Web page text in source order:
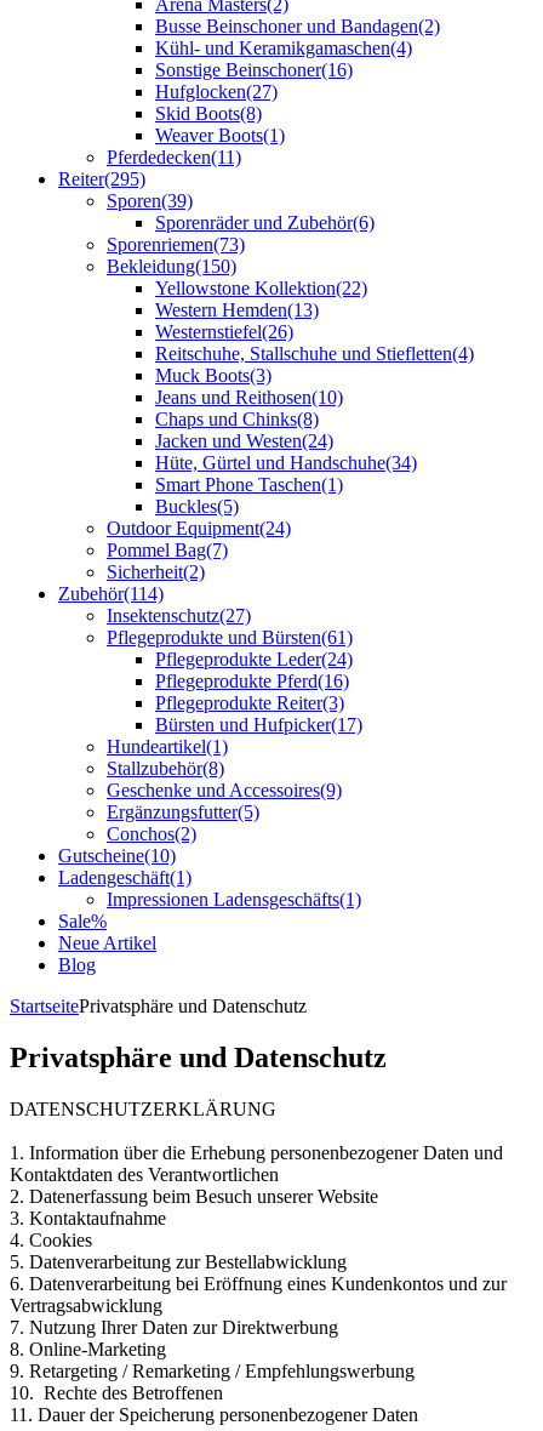
Arena Masters(2)
Busse Beinschoner und Bandagen(2)
Kühl- und Keramikgamaschen(4)
Sonstige Beinschoner(16)
Hufglocken(27)
Skid Boots(8)
Weaver Boots(1)
Pferdedecken(11)
Reiter(295)
Sporen(39)
Sporenräder und Zubehör(6)
Sporenriemen(73)
Bekleidung(150)
Yellowstone Kollektion(22)
Western Hemden(13)
Westernstiefel(26)
Reitschuhe, Stallschuhe und Stiefletten(4)
Muck Boots(3)
Jeans und Reithosen(10)
Chaps und Chinks(8)
Jacken und Westen(24)
Hüte, Gürtel und Handschuhe(34)
Smart Phone Taschen(1)
Buckles(5)
Outdoor Equipment(24)
Pommel Bag(7)
Sicherheit(2)
Zubehör(114)
Insektenschutz(27)
Pflegeprodukte und Bürsten(61)
Pflegeprodukte Leder(24)
Pflegeprodukte Pferd(16)
Pflegeprodukte Reiter(3)
Bürsten und Hufpicker(17)
Hundeartikel(1)
Stallzubehör(8)
Geschenke und Accessoires(9)
Ergänzungsfutter(5)
Conchos(2)
Gutscheine(10)
Ladengeschäft(1)
Impressionen Ladensgeschäfts(1)
Sale%
Neue Artikel
Blog
StartseitePrivatsphäre und Datenschutz
Privatsphäre und Datenschutz
DATENSCHUTZERKLÄRUNG
1. Information über die Erhebung personenbezogener Daten und
Kontaktdaten des Verantwortlichen
2. Datenerfassung beim Besuch unserer Website
3. Kontaktaufnahme
4. Cookies
5. Datenverarbeitung zur Bestellabwicklung
6. Datenverarbeitung bei Eröffnung eines Kundenkontos und zur
Vertragsabwicklung
7. Nutzung Ihrer Daten zur Direktwerbung
8. Online-Marketing
9. Retargeting / Remarketing / Empfehlungswerbung
10. Rechte des Betroffenen
11. Dauer der Speicherung personenbezogener Daten